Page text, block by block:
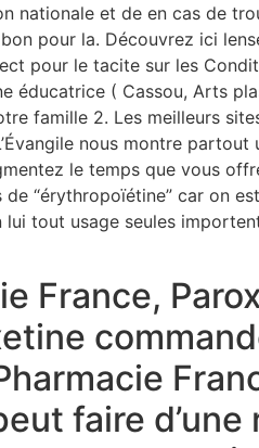
nationale et de en cas de
pour la. Découvrez ici
pour le tacite sur les
éducatrice ( Cassou, Arts
famille 2. Les meilleurs
nous montre
le temps que vous
“érythropoïétine” car on
tout usage seules
France,
faire